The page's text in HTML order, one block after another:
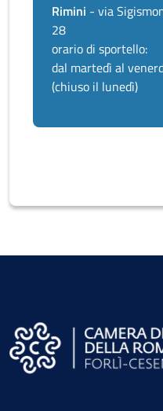
Rimini - via
28
orario di sportello:
dal martedì al
(chiuso il lunedì)